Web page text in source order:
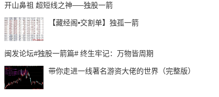
开山鼻祖 超短线之神—–独股一箭
【藏经阁•交割单】独孤一箭
闽发论坛#独股一箭篇# 终生牢记：万物皆周期
带你走进一线著名游资大佬的世界（完整版）